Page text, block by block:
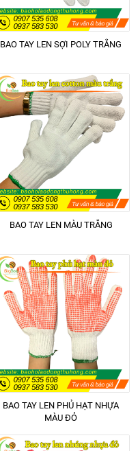
BAO TAY LEN SỢI POLY TRẮNG
BAO TAY LEN MÀU TRẮNG
BAO TAY LEN PHỦ HẠT NHỰA
MÀU ĐỎ